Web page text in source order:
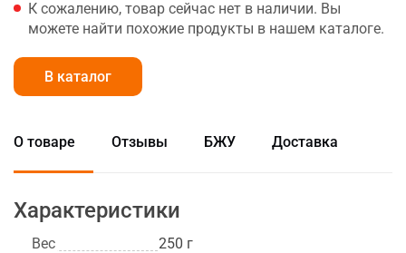
К сожалению, товар сейчас нет в наличии. Вы
можете найти похожие продукты в нашем каталоге.
В каталог
О товаре Отзывы БЖУ Доставка
Характеристики
Вес
250 г